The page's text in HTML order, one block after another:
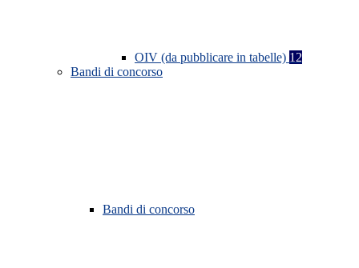
OIV (da pubblicare in tabelle) 12
Bandi di concorso
Bandi di concorso